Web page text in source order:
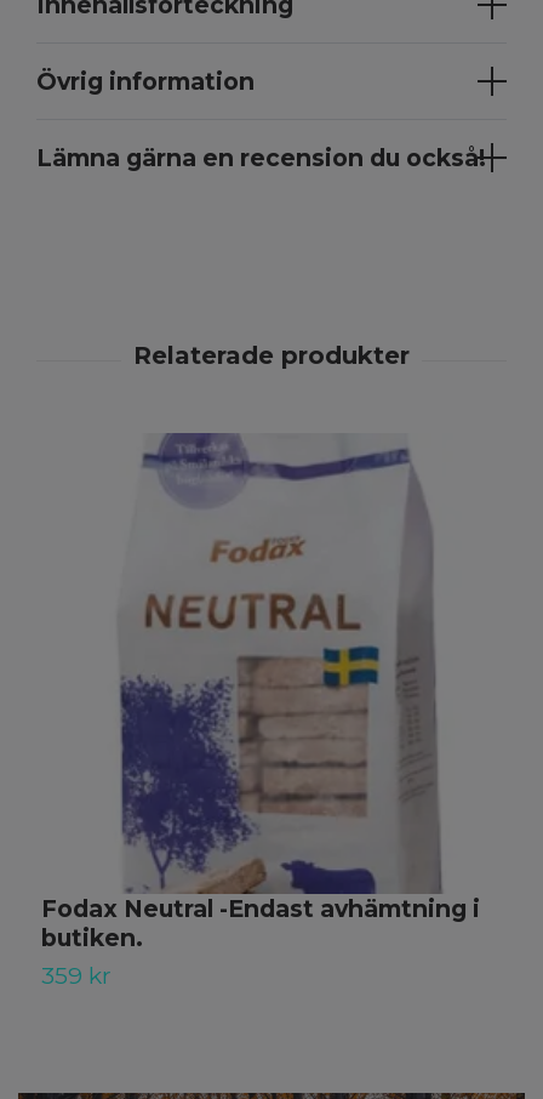
Övrig information
Lämna gärna en recension du också!
Fodax Neutral -Endast avhämtning i
butiken.
359 kr